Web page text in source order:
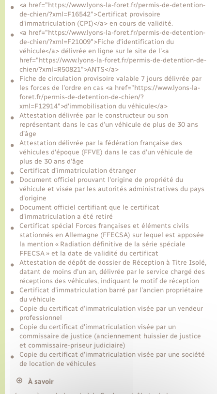
Voirie et espace public
<a href="https://www.lyons-la-foret.fr/permis-de-detention-
de-chien/?xml=F16542">Certificat provisoire
d'immatriculation (CPI)</a> en cours de validité.
<a href="https://www.lyons-la-foret.fr/permis-de-detention-
de-chien/?xml=F21009">Fiche d'identification du
véhicule</a> délivrée en ligne sur le site de l'<a
href="https://www.lyons-la-foret.fr/permis-de-detention-de-
chien/?xml=R50821">ANTS</a>
Fiche de circulation provisoire valable 7 jours délivrée par
les forces de l'ordre en cas <a href="https://www.lyons-la-
foret.fr/permis-de-detention-de-chien/?
xml=F12914">d'immobilisation du véhicule</a>
Attestation délivrée par le constructeur ou son
représentant dans le cas d’un véhicule de plus de 30 ans
d’âge
Attestation délivrée par la fédération française des
véhicules d'époque (FFVE) dans le cas d’un véhicule de
plus de 30 ans d’âge
Certificat d’immatriculation étranger
Document officiel prouvant l'origine de propriété du
véhicule et visée par les autorités administratives du pays
d'origine
Document officiel certifiant que le certificat
d'immatriculation a été retiré
Certificat spécial Forces françaises et éléments civils
stationnés en Allemagne (FFECSA) sur lequel est apposée
la mention « Radiation définitive de la série spéciale
FFECSA » et la date de validité du certificat
Attestation de dépôt de dossier de Réception à Titre Isolé,
datant de moins d'un an, délivrée par le service chargé des
réceptions des véhicules, indiquant le motif de réception
Certificat d'immatriculation barré par l’ancien propriétaire
du véhicule
Copie du certificat d’immatriculation visée par un vendeur
professionnel
Copie du certificat d'immatriculation visée par un
commissaire de justice (anciennement huissier de justice
et commissaire-priseur judiciaire)
Copie du certificat d'immatriculation visée par une société
de location de véhicules
À savoir